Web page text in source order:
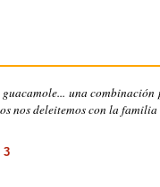
una
nos deleitemos con la
3